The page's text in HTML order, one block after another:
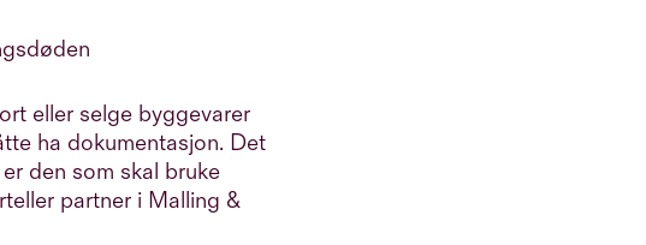
eller selge byggevarer
ha dokumentasjon. Det
den som skal bruke
partner i Malling &